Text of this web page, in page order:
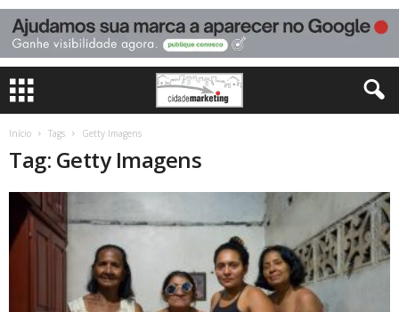
Início Tags Getty Imagens
Tag: Getty Imagens